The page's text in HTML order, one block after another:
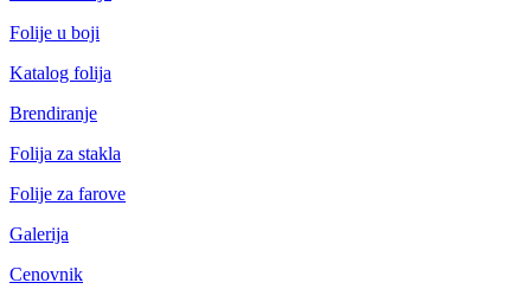
Folije u boji
Katalog folija
Brendiranje
Folija za stakla
Folije za farove
Galerija
Cenovnik